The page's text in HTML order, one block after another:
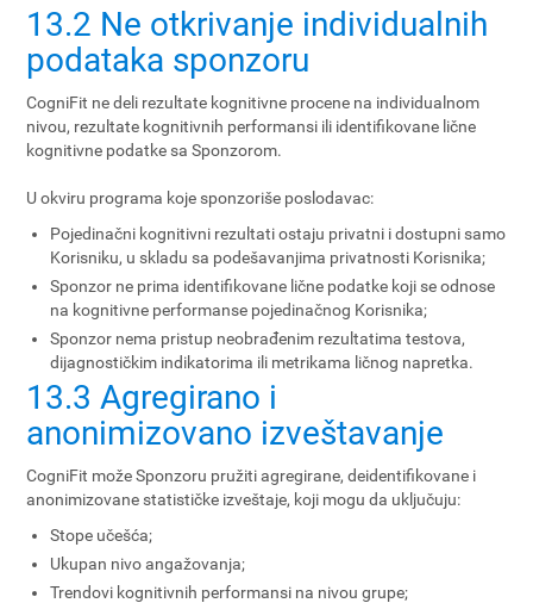
13.2 Ne otkrivanje individualnih
podataka sponzoru
CogniFit ne deli rezultate kognitivne procene na individualnom
nivou, rezultate kognitivnih performansi ili identifikovane lične
kognitivne podatke sa Sponzorom.
U okviru programa koje sponzoriše poslodavac:
Pojedinačni kognitivni rezultati ostaju privatni i dostupni samo
Korisniku, u skladu sa podešavanjima privatnosti Korisnika;
Sponzor ne prima identifikovane lične podatke koji se odnose
na kognitivne performanse pojedinačnog Korisnika;
Sponzor nema pristup neobrađenim rezultatima testova,
dijagnostičkim indikatorima ili metrikama ličnog napretka.
13.3 Agregirano i
anonimizovano izveštavanje
CogniFit može Sponzoru pružiti agregirane, deidentifikovane i
anonimizovane statističke izveštaje, koji mogu da uključuju:
Stope učešća;
Ukupan nivo angažovanja;
Trendovi kognitivnih performansi na nivou grupe;